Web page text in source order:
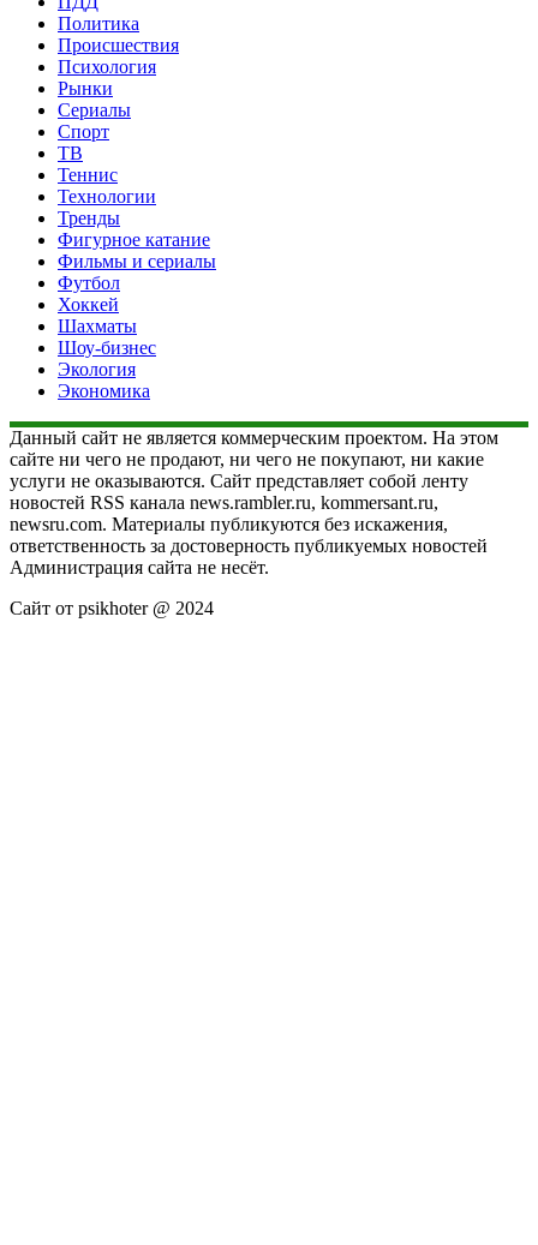
Политика
Происшествия
Психология
Рынки
Сериалы
Спорт
ТВ
Теннис
Технологии
Тренды
Фигурное катание
Фильмы и сериалы
Футбол
Хоккей
Шахматы
Шоу-бизнес
Экология
Экономика
Данный сайт не является коммерческим проектом. На этом
сайте ни чего не продают, ни чего не покупают, ни какие
услуги не оказываются. Сайт представляет собой ленту
новостей RSS канала news.rambler.ru, kommersant.ru,
newsru.com. Материалы публикуются без искажения,
ответственность за достоверность публикуемых новостей
Администрация сайта не несёт.
Сайт от psikhoter @ 2024